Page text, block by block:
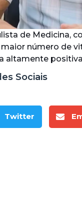
de Medicina,
número de
altamente
Sociais
Twitter